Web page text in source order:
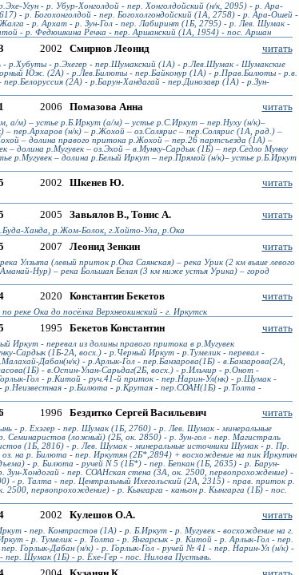
Угун - р. Убур-Хонголдой - пер. Хонголдойский (н/к, 2095) - р. Ара-
- р. Богохонголдой - пер. Богохолгондойский (1А, 2758) - р. Ара-Ошей -
- р. Архат - р. Зун-Гол - пер. Лабиринт (1Б, 2795) - р. Лев. Шумак -
- р. Федюшкина Речка - пер. Аршанский (1А, 1954) - пос. Аршан
2002 Смирнов Леонид читать
- р.Хубуты - р.Эхегер - пер.Шумакский (1А) - р.Лев.Шумак - Шумакские
Юж. (2А) - р.Лев.Билюты - пер.Байконур (1А) - р.Прав.Билюты - р.в.
(2А) - р.Барун-Хандагай - пер.Динозавр (1А) - р.Зун-
1 2006 Помазова Анна читать
а/м) – устье р.Б.Иркут (а/м) – устье р.С.Иркут – пер.Нуху (н/к)–
пер.Архаров (н/к) – р.Жохой – оз.Солярис – пер.Солярис (1А, рад.) –
– долина правого притока р.Жохой – пер.26 партсъезда (1А) –
– долина р.Мугувек – оз.Эхой – в.Мунку-Сардык (1Б) – пер.Седло Мунку
р.Мугувек – долина р.Белый Иркут – пер.Прямой (н/к)– устье р.Б.Иркут
2002 Шкенев Ю. читать
2005 Завьялов В., Тонис А. читать
Ханда, р.Жом-Болок, г.Хойто-Ула, р.Ока
2007 Леонид Зенкин читать
Улзыта (левый приток р.Ока Саянская) – река Урик (2 км выше левого
Нур) – река Большая Белая (3 км ниже устья Урика) – город
2020 Константин Бекетов читать
реке Ока до посёлка Верхнеокинский - г. Иркутск
1995 Бекетов Константин читать
Иркут - перевал из долины правого притока в р.Мугувек
Сардык (1Б-2А, восх.) - р.Черный Иркут - р.Тумелик - перевал -
Дабан(н/к) - р.Арлык-Гол - пер.Банзарова(1Б) - в.Банзарова(2А,
- в.Оспин-Улан-Сарьдаг(2Б, восх.) - р.Ильчир - р.Онот -
Гол - р.Китой - руч.41-й приток - пер.Нарин-Ул(нк) - р.Шумак -
р.Неизвестная - р.Билюта - р.Крутая - пер.СОАН(1Б) - р.Толта -
1996 Бездитко Сергей Васильевич читать
- р. Ехэгер - пер. Шумак (1Б, 2760) - р. Лев. Шумак - минеральные
Семинаристов (ложный) (2Б, ок. 2850) - р. Зун-гол - пер. Магистраль
(1Б, 2816) - р. Лев. Шумак - минеральные источники Шумак - р. Пр.
на р. Билюта - пер. Иркутян (2Б*,2894) + восхождение на пик Иркутян
- р. Билюта - ручей N 5 (1Б*) - пер. Бепкан (1Б, 2635) - р. Барун-
Зун-Хондогай - пер. СОАНская стена (3А, ок. 2500, первопрохождение) -
- р. Талта - пер. Центральный Ихегольский (2А, 2315) - прав. приток р.
первопрохождение) - р. Кынгарга - каньон р. Кынгарга (1Б) - пос.
2002 Кулешов О.А. читать
- пер. Контрастов (1А) - р. Б.Иркут - р. Мугувек - восхождение на г.
- р. Тумелик - р. Толта - р. Янгарсык - р. Китой - р. Арлык-Гол - пер.
Горлык-Дабан (н/к) - р. Горлык-Гол - ручей № 41 - пер. Нарин-Ул (н/к) -
Шумак (1Б) - р. Ехе-Гер - пос. Нилова Пустынь.